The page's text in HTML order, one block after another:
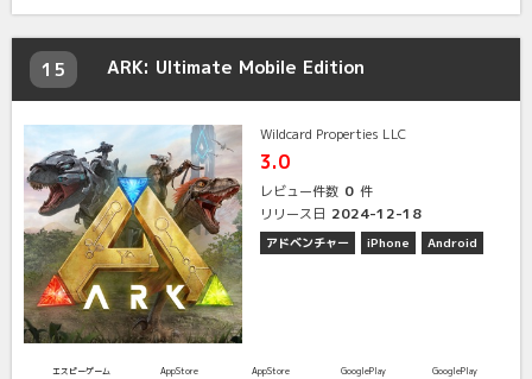
15 ARK: Ultimate Mobile Edition
Wildcard Properties LLC
3.0
レビュー件数 0 件
リリース日 2024-12-18
アドベンチャー iPhone Android
エスピーゲーム AppStore AppStore GooglePlay GooglePlay